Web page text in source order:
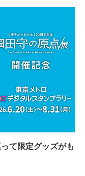
て限定グッズがも